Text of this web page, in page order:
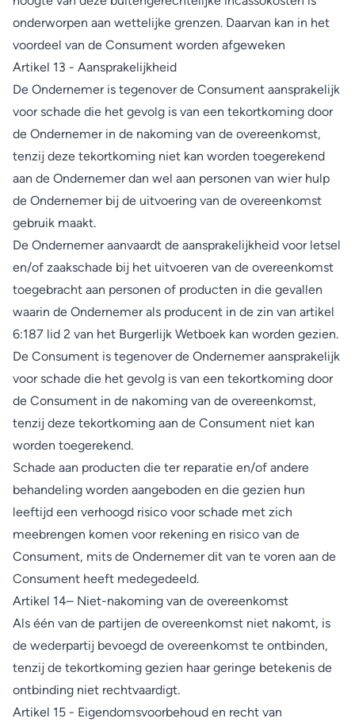
onderworpen aan wettelijke grenzen. Daarvan kan in het
voordeel van de Consument worden afgeweken
Artikel 13 - Aansprakelijkheid
De Ondernemer is tegenover de Consument aansprakelijk
voor schade die het gevolg is van een tekortkoming door
de Ondernemer in de nakoming van de overeenkomst,
tenzij deze tekortkoming niet kan worden toegerekend
aan de Ondernemer dan wel aan personen van wier hulp
de Ondernemer bij de uitvoering van de overeenkomst
gebruik maakt.
De Ondernemer aanvaardt de aansprakelijkheid voor letsel
en/of zaakschade bij het uitvoeren van de overeenkomst
toegebracht aan personen of producten in die gevallen
waarin de Ondernemer als producent in de zin van artikel
6:187 lid 2 van het Burgerlijk Wetboek kan worden gezien.
De Consument is tegenover de Ondernemer aansprakelijk
voor schade die het gevolg is van een tekortkoming door
de Consument in de nakoming van de overeenkomst,
tenzij deze tekortkoming aan de Consument niet kan
worden toegerekend.
Schade aan producten die ter reparatie en/of andere
behandeling worden aangeboden en die gezien hun
leeftijd een verhoogd risico voor schade met zich
meebrengen komen voor rekening en risico van de
Consument, mits de Ondernemer dit van te voren aan de
Consument heeft medegedeeld.
Artikel 14– Niet-nakoming van de overeenkomst
Als één van de partijen de overeenkomst niet nakomt, is
de wederpartij bevoegd de overeenkomst te ontbinden,
tenzij de tekortkoming gezien haar geringe betekenis de
ontbinding niet rechtvaardigt.
Artikel 15 - Eigendomsvoorbehoud en recht van